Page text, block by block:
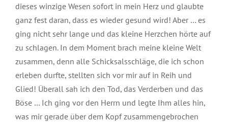
dieses winzige Wesen sofort in mein Herz und glaubte
ganz fest daran, dass es wieder gesund wird! Aber … es
ging nicht sehr lange und das kleine Herzchen hörte auf
zu schlagen. In dem Moment brach meine kleine Welt
zusammen, denn alle Schicksalsschläge, die ich schon
erleben durfte, stellten sich vor mir auf in Reih und
Glied! Überall sah ich den Tod, das Verderben und das
Böse … Ich ging vor den Herrn und legte Ihm alles hin,
was mir gerade über dem Kopf zusammengebrochen